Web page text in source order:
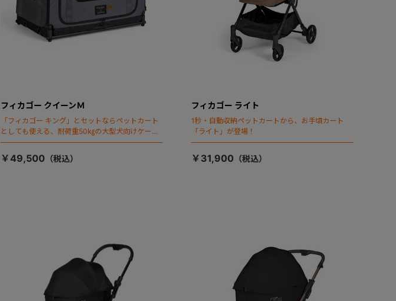
フィカゴー クイーンＭ
「フィカゴー キング」とセットならペットカート
としても使える、耐荷重50㎏の大型犬向けケージ
が登場！
￥49,500
フィカゴー ライト
1秒・自動収納ペットカートから、お手頃カート
「ライト」が登場！
￥31,900